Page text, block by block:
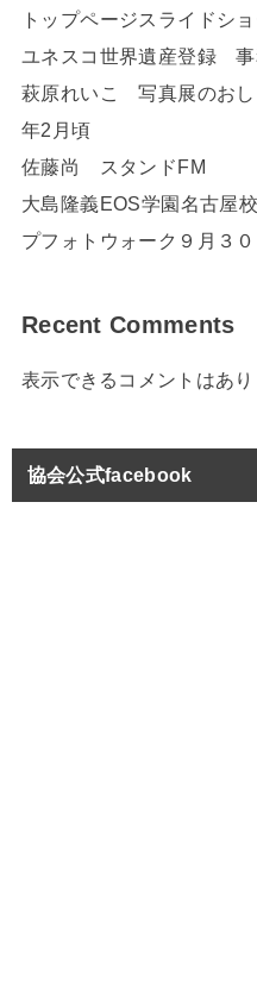
トップページスライドシ
ユネスコ世界遺産登録 事
萩原れいこ 写真展のお
年2月頃
佐藤尚 スタンドFM
大島隆義EOS学園名古屋
プフォトウォーク９月３０
Recent Comments
表示できるコメントはあり
協会公式facebook